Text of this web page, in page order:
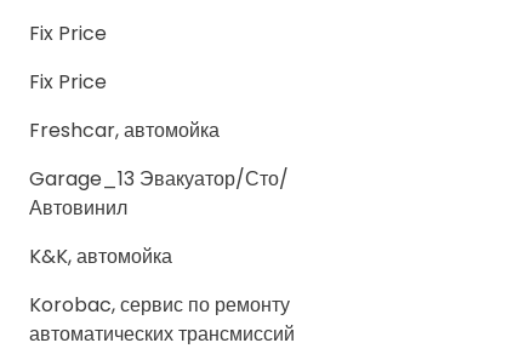
Fix Price
Fix Price
Freshcar, автомойка
Garage_13 Эвакуатор/Сто/
Автовинил
K&K, автомойка
Korobac, сервис по ремонту
автоматических трансмиссий